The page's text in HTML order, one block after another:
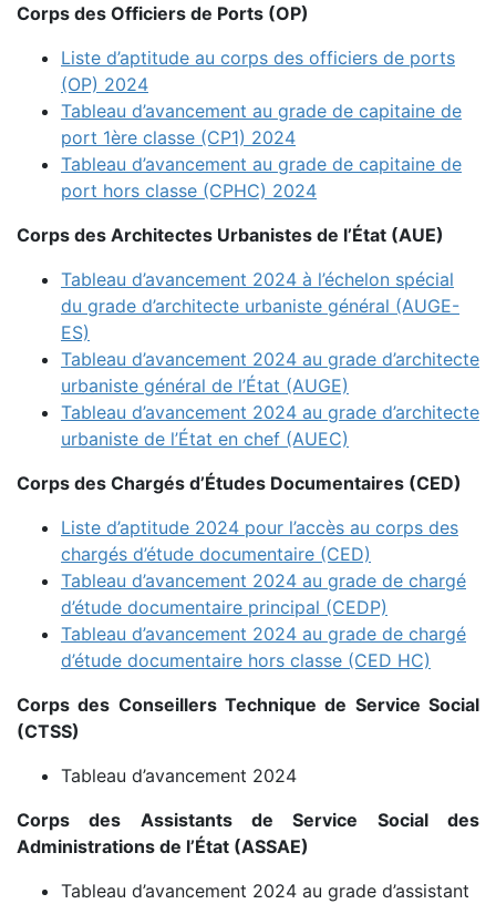
Corps des Officiers de Ports (OP)
Liste d’aptitude au corps des officiers de ports
(OP) 2024
Tableau d’avancement au grade de capitaine de
port 1ère classe (CP1) 2024
Tableau d’avancement au grade de capitaine de
port hors classe (CPHC) 2024
Corps des Architectes Urbanistes de l’État (AUE)
Tableau d’avancement 2024 à l’échelon spécial
du grade d’architecte urbaniste général (AUGE-
ES)
Tableau d’avancement 2024 au grade d’architecte
urbaniste général de l’État (AUGE)
Tableau d’avancement 2024 au grade d’architecte
urbaniste de l’État en chef (AUEC)
Corps des Chargés d’Études Documentaires (CED)
Liste d’aptitude 2024 pour l’accès au corps des
chargés d’étude documentaire (CED)
Tableau d’avancement 2024 au grade de chargé
d’étude documentaire principal (CEDP)
Tableau d’avancement 2024 au grade de chargé
d’étude documentaire hors classe (CED HC)
Corps des Conseillers Technique de Service Social
(CTSS)
Tableau d’avancement 2024
Corps des Assistants de Service Social des
Administrations de l’État (ASSAE)
Tableau d’avancement 2024 au grade d’assistant